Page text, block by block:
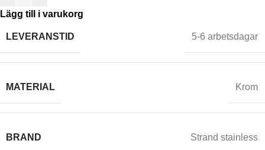
Lägg till i varukorg
LEVERANSTID 5-6 arbetsdagar
MATERIAL Krom
BRAND Strand stainless